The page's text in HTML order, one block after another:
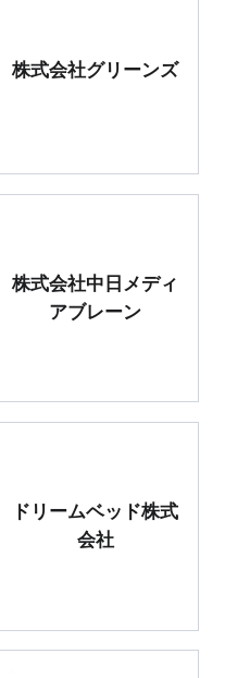
株式会社グリーンズ
株式会社中日メディ
アブレーン
ドリームベッド株式
会社